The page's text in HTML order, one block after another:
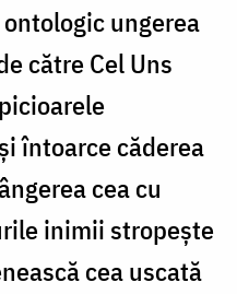
ungerea
către Cel Uns
întoarce căderea
cea cu
inimii stropeşte
cea uscată